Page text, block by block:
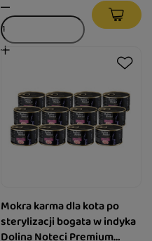
Mokra karma dla kota po
sterylizacji bogata w indyka
Dolina Noteci Premium